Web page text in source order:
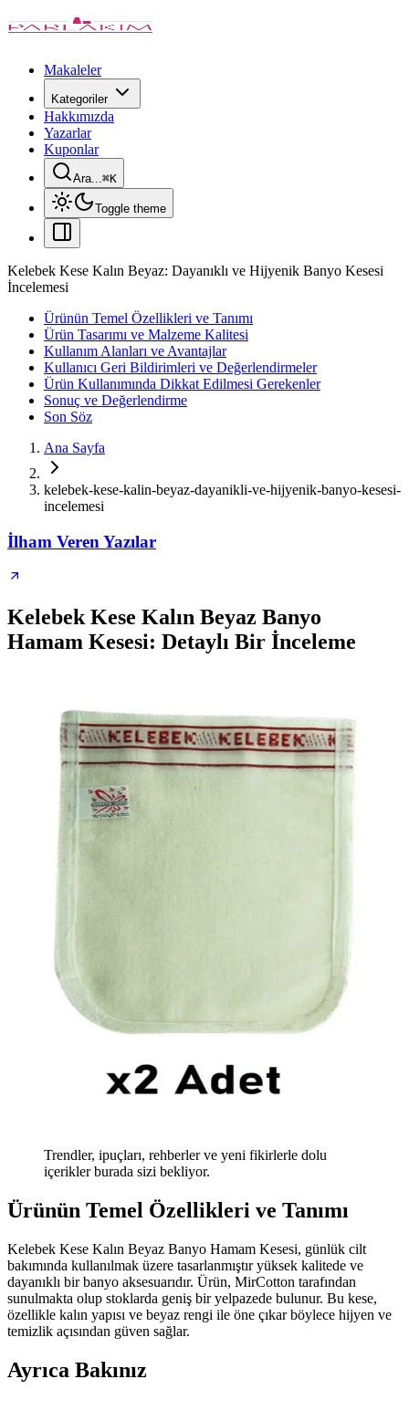
Makaleler
Kategoriler
Hakkımızda
Yazarlar
Kuponlar
Ara...⌘K
Toggle theme
Kelebek Kese Kalın Beyaz: Dayanıklı ve Hijyenik Banyo Kesesi
İncelemesi
Ürünün Temel Özellikleri ve Tanımı
Ürün Tasarımı ve Malzeme Kalitesi
Kullanım Alanları ve Avantajlar
Kullanıcı Geri Bildirimleri ve Değerlendirmeler
Ürün Kullanımında Dikkat Edilmesi Gerekenler
Sonuç ve Değerlendirme
Son Söz
Ana Sayfa
kelebek-kese-kalin-beyaz-dayanikli-ve-hijyenik-banyo-kesesi-
incelemesi
İlham Veren Yazılar
Kelebek Kese Kalın Beyaz Banyo
Hamam Kesesi: Detaylı Bir İnceleme
Trendler, ipuçları, rehberler ve yeni fikirlerle dolu
içerikler burada sizi bekliyor.
Ürünün Temel Özellikleri ve Tanımı
Kelebek Kese Kalın Beyaz Banyo Hamam Kesesi, günlük cilt
bakımında kullanılmak üzere tasarlanmıştır yüksek kalitede ve
dayanıklı bir banyo aksesuarıdır. Ürün, MirCotton tarafından
sunulmakta olup stoklarda geniş bir yelpazede bulunur. Bu kese,
özellikle kalın yapısı ve beyaz rengi ile öne çıkar böylece hijyen ve
temizlik açısından güven sağlar.
Ayrıca Bakınız